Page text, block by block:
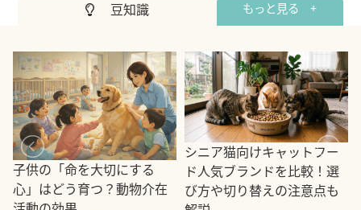
豆知識 もっと見る +
子供の「命を大切にする
心」はどう育つ？動物介在
シニア猫向けキャットフー
ド人気ブランドを比較！選
び方や切り替えの注意点も